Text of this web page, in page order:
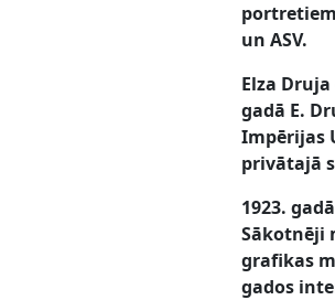
un ASV.
Elza
gadā E.
Impērijas
privātajā
1923.
Sākotnēji
grafikas
gados